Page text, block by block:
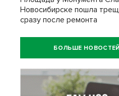
Новосибирске пошла
сразу после ремонта
БОЛЬШЕ НОВОСТЕЙ